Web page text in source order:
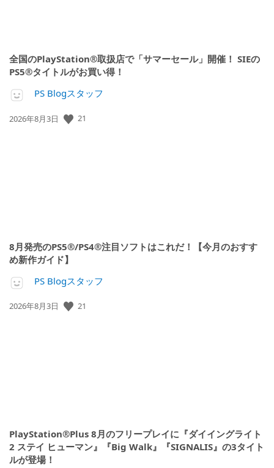
全国のPlayStation®取扱店で「サマーセール」開催！ SIEの
PS5®タイトルがお買い得！
PS Blogスタッフ
公
2026年8月3日 21
8月発売のPS5®/PS4®注目ソフトはこれだ！【今月のおすす
め新作ガイド】
PS Blogスタッフ
公
2026年8月3日 21
PlayStation®Plus 8月のフリープレイに『ダイイングライト
2 ステイ ヒューマン』『Big Walk』『SIGNALIS』の3タイト
ルが登場！